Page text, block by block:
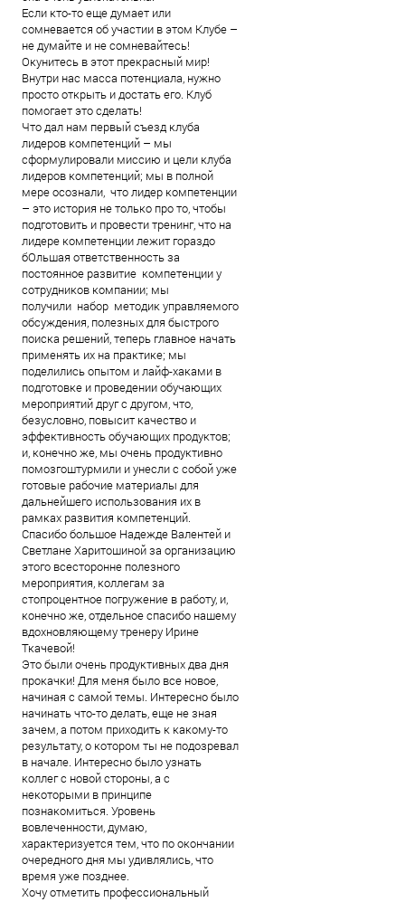
Если кто-то еще думает или
сомневается об участии в этом Клубе –
не думайте и не сомневайтесь!
Окунитесь в этот прекрасный мир!
Внутри нас масса потенциала, нужно
просто открыть и достать его. Клуб
помогает это сделать!
Что дал нам первый съезд клуба
лидеров компетенций – мы
сформулировали миссию и цели клуба
лидеров компетенций; мы в полной
мере осознали, что лидер компетенции
– это история не только про то, чтобы
подготовить и провести тренинг, что на
лидере компетенции лежит гораздо
бОльшая ответственность за
постоянное развитие компетенции у
сотрудников компании; мы
получили набор методик управляемого
обсуждения, полезных для быстрого
поиска решений, теперь главное начать
применять их на практике; мы
поделились опытом и лайф-хаками в
подготовке и проведении обучающих
мероприятий друг с другом, что,
безусловно, повысит качество и
эффективность обучающих продуктов;
и, конечно же, мы очень продуктивно
помозгоштурмили и унесли с собой уже
готовые рабочие материалы для
дальнейшего использования их в
рамках развития компетенций.
Спасибо большое Надежде Валентей и
Светлане Харитошиной за организацию
этого всесторонне полезного
мероприятия, коллегам за
стопроцентное погружение в работу, и,
конечно же, отдельное спасибо нашему
вдохновляющему тренеру Ирине
Ткачевой!
Это были очень продуктивных два дня
прокачки! Для меня было все новое,
начиная с самой темы. Интересно было
начинать что-то делать, еще не зная
зачем, а потом приходить к какому-то
результату, о котором ты не подозревал
в начале. Интересно было узнать
коллег с новой стороны, а с
некоторыми в принципе
познакомиться. Уровень
вовлеченности, думаю,
характеризуется тем, что по окончании
очередного дня мы удивлялись, что
время уже позднее.
Хочу отметить профессиональный